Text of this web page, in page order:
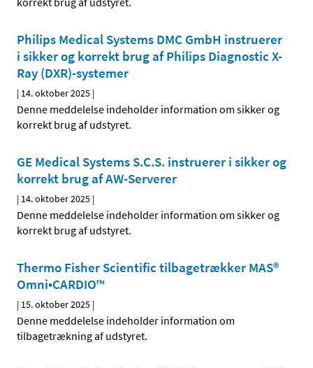
Philips Medical Systems DMC GmbH instruerer
i sikker og korrekt brug af Philips Diagnostic X-
Ray (DXR)-systemer
| 14. oktober 2025 |
Denne meddelelse indeholder information om sikker og
korrekt brug af udstyret.
GE Medical Systems S.C.S. instruerer i sikker og
korrekt brug af AW-Serverer
| 14. oktober 2025 |
Denne meddelelse indeholder information om sikker og
korrekt brug af udstyret.
Thermo Fisher Scientific tilbagetrækker MAS®
Omni•CARDIO™
| 15. oktober 2025 |
Denne meddelelse indeholder information om
tilbagetrækning af udstyret.